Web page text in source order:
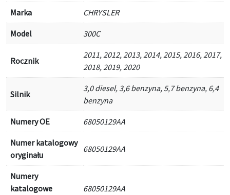
Marka CHRYSLER
Model 300C
Rocznik
2011, 2012, 2013, 2014, 2015, 2016, 2017,
2018, 2019, 2020
Silnik
3,0 diesel, 3,6 benzyna, 5,7 benzyna, 6,4
benzyna
Numery OE 68050129AA
Numer katalogowy
oryginału
68050129AA
Numery
katalogowe
68050129AA